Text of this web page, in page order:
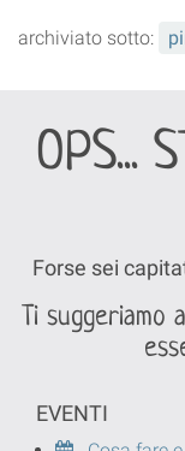
archiviato sotto:
OPS...
Forse sei
Ti
EVENTI